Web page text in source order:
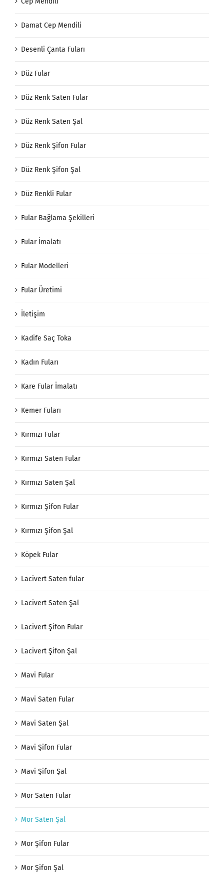
Damat Cep Mendili
Desenli Çanta Fuları
Düz Fular
Düz Renk Saten Fular
Düz Renk Saten Şal
Düz Renk Şifon Fular
Düz Renk Şifon Şal
Düz Renkli Fular
Fular Bağlama Şekilleri
Fular İmalatı
Fular Modelleri
Fular Üretimi
İletişim
Kadife Saç Toka
Kadın Fuları
Kare Fular İmalatı
Kemer Fuları
Kırmızı Fular
Kırmızı Saten Fular
Kırmızı Saten Şal
Kırmızı Şifon Fular
Kırmızı Şifon Şal
Köpek Fular
Lacivert Saten fular
Lacivert Saten Şal
Lacivert Şifon Fular
Lacivert Şifon Şal
Mavi Fular
Mavi Saten Fular
Mavi Saten Şal
Mavi Şifon Fular
Mavi Şifon Şal
Mor Saten Fular
Mor Saten Şal
Mor Şifon Fular
Mor Şifon Şal